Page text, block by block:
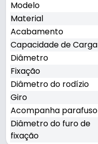
Modelo
Material
Acabamento
Capacidade de Carga
Diâmetro
Fixação
Diâmetro do rodízio
Giro
Acompanha parafuso
Diâmetro do furo de
fixação